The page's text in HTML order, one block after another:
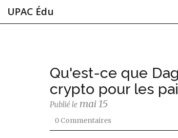
UPAC Édu
Qu'est-ce que
crypto pour les
Publié le mai 15
0 Commentaires